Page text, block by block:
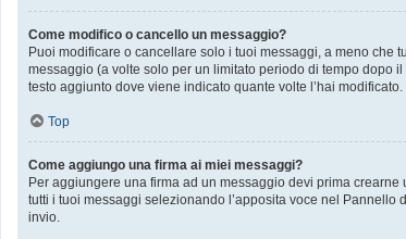
Come modifico o cancello un messaggio?
Puoi modificare o cancellare solo i tuoi messaggi, a meno
messaggio (a volte solo per un limitato periodo di tempo dopo
testo aggiunto dove viene indicato quante volte l’hai
Top
Come aggiungo una firma ai miei messaggi?
Per aggiungere una firma ad un messaggio devi prima
tutti i tuoi messaggi selezionando l’apposita voce nel
invio.